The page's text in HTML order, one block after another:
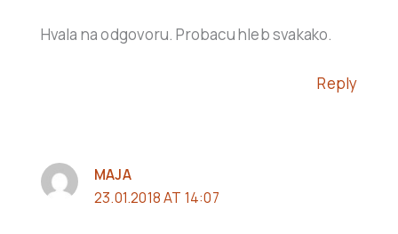
Hvala na odgovoru. Probacu hleb svakako.
Reply
MAJA
23.01.2018 AT 14:07